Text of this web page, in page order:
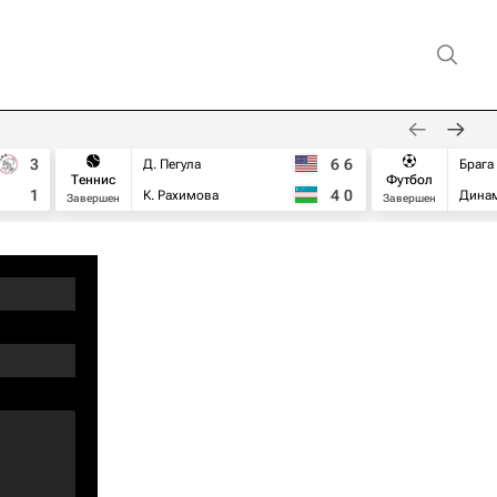
3
1
Теннис
Завершен
Д. Пегула
К. Рахимова
6 6
4 0
Футбол
Завершен
Брага